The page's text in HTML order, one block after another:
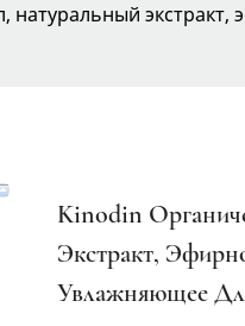
экстракт,
Kinodin
Экстракт,
Увлажняющее